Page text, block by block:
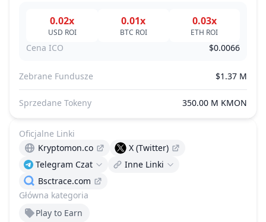
0.02x
USD ROI
0.01x
BTC ROI
0.03x
ETH ROI
Cena ICO $0.0066
Zebrane Fundusze $1.37 M
Sprzedane Tokeny 350.00 M KMON
Główna kategoria
Play to Earn
Oficjalne Linki
Kryptomon.co
X (Twitter)
Telegram Czat
Inne Linki
Bsctrace.com